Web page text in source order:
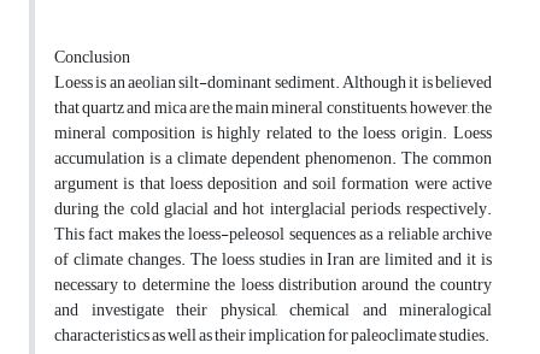
Conclusion
Loess is an aeolian silt-dominant sediment. Although it is believed
that quartz and mica are the main mineral constituents, however, the
mineral composition is highly related to the loess origin. Loess
accumulation is a climate dependent phenomenon. The common
argument is that loess deposition and soil formation were active
during the cold glacial and hot interglacial periods, respectively.
This fact makes the loess-peleosol sequences as a reliable archive
of climate changes. The loess studies in Iran are limited and it is
necessary to determine the loess distribution around the country
and investigate their physical, chemical and mineralogical
characteristics as well as their implication for paleoclimate studies.